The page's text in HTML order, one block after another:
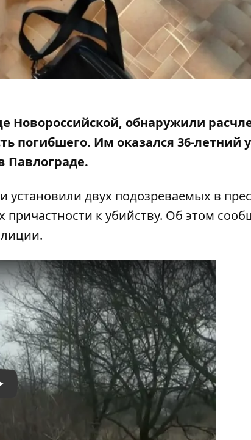
Новороссийской, обнаружили
погибшего. Им оказался 36-летний
Павлограде.
установили двух подозреваемых в
причастности к убийству. Об этом